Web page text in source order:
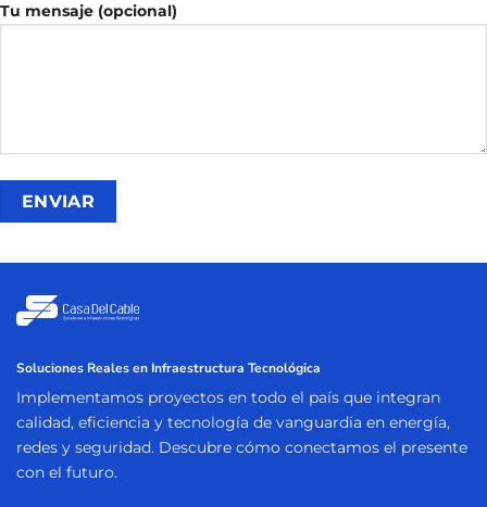
Tu mensaje (opcional)
Soluciones Reales en Infraestructura Tecnológica
Implementamos proyectos en todo el país que integran
calidad, eficiencia y tecnología de vanguardia en energía,
redes y seguridad. Descubre cómo conectamos el presente
con el futuro.